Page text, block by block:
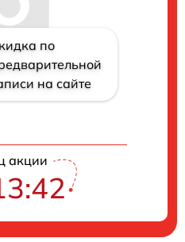
по
на сайте
акции